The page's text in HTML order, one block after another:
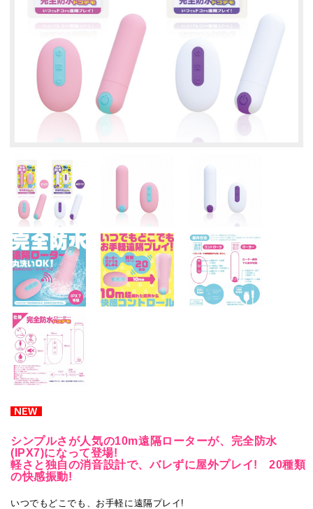
シンプルさが人気の10m遠隔ローターが、完全防水
(IPX7)になって登場!
軽さと独自の消音設計で、バレずに屋外プレイ! 20種類
の快感振動!
いつでもどこでも、お手軽に遠隔プレイ!